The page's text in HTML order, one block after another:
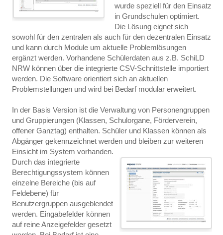
wurde speziell für den Einsatz
in Grundschulen optimiert.
Die Lösung eignet sich
sowohl für den zentralen als auch für den dezentralen Einsatz
und kann durch Module um aktuelle Problemlösungen
ergänzt werden. Vorhandene Schülerdaten aus z.B. SchiLD
NRW können über die integrierte CSV-Schnittstelle importiert
werden. Die Software orientiert sich an aktuellen
Problemstellungen und wird bei Bedarf modular erweitert.
In der Basis Version ist die Verwaltung von Personengruppen
und Gruppierungen (Klassen, Schulorgane, Förderverein,
offener Ganztag) enthalten. Schüler und Klassen können als
Abgänger gekennzeichnet werden und bleiben zur weiteren
Einsicht im System vorhanden.
Durch das integrierte
Berechtigungssystem können
einzelne Bereiche (bis auf
Feldebene) für
Benutzergruppen ausgeblendet
werden. Eingabefelder können
auf reine Anzeigefelder gesetzt